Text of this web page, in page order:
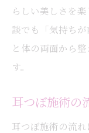
らしい美しさを
談でも「気持ち
と体の両面から
す。
耳つぼ施術の
耳つぼ施術の流